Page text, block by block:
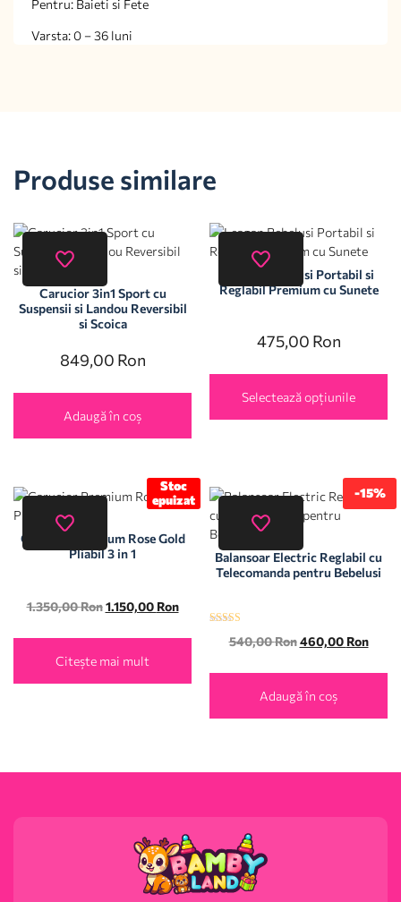
Pentru: Baieti si Fete
Varsta: 0 – 36 luni
Produse similare
Carucior 3in1 Sport cu
Suspensii si Landou Reversibil
si Scoica
849,00 Ron
Adaugă în coș
Leagan Bebelusi Portabil si
Reglabil Premium cu Sunete
475,00 Ron
Selectează opțiunile
Stoc
epuizat
Carucior Premium Rose Gold
Pliabil 3 in 1
1.350,00Ron 1.150,00 Ron
Citește mai mult
-15%
Balansoar Electric Reglabil cu
Telecomanda pentru Bebelusi
540,00Ron 460,00 Ron
Adaugă în coș